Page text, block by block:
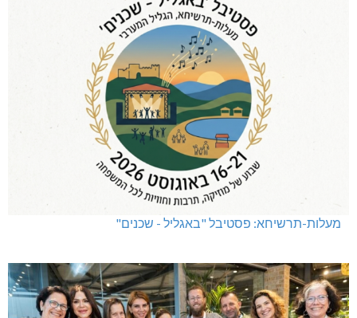
שריפת חורש ופסולת באזור אבן מנחם